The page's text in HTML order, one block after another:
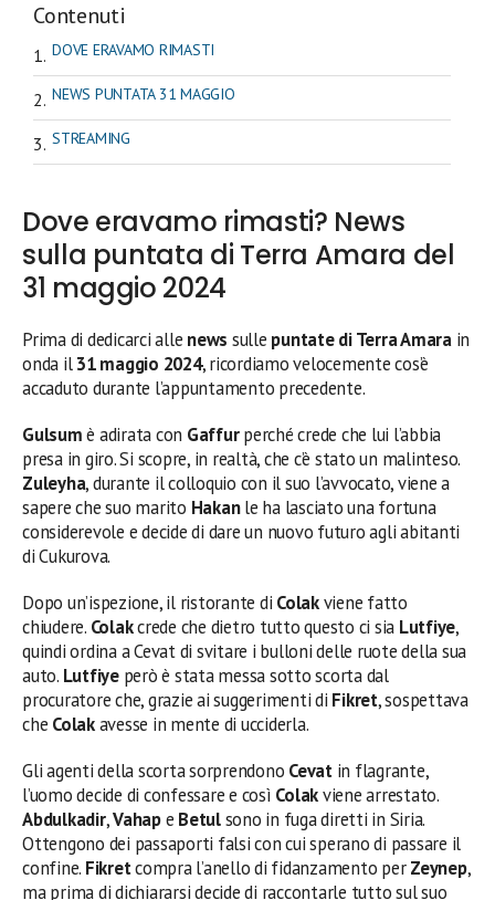
Contenuti
DOVE ERAVAMO RIMASTI
NEWS PUNTATA 31 MAGGIO
STREAMING
Dove eravamo rimasti? News
sulla puntata di Terra Amara del
31 maggio 2024
Prima di dedicarci alle news sulle puntate di Terra Amarain
onda il31 maggio 2024, ricordiamo velocemente cos’è
accaduto durante l’appuntamento precedente.
Gulsumè adirata con Gaffurperché crede che lui l’abbia
presa in giro. Si scopre, in realtà, che c’è stato un malinteso.
Zuleyha, durante il colloquio con il suo l’avvocato, viene a
sapere che suo marito Hakanle ha lasciato una fortuna
considerevole e decide di dare un nuovo futuro agli abitanti
di Cukurova.
Dopo un’ispezione, il ristorante di Colakviene fatto
chiudere. Colakcrede che dietro tutto questo ci sia Lutfiye,
quindi ordina a Cevat di svitare i bulloni delle ruote della sua
auto. Lutfiyeperò è stata messa sotto scorta dal
procuratore che, grazie ai suggerimenti di Fikret, sospettava
che Colakavesse in mente di ucciderla.
Gli agenti della scorta sorprendono Cevatin flagrante,
l’uomo decide di confessare e così Colakviene arrestato.
Abdulkadir,Vahape Betulsono in fuga diretti in Siria.
Ottengono dei passaporti falsi con cui sperano di passare il
confine. Fikretcompra l’anello di fidanzamento perZeynep,
ma prima di dichiararsi decide di raccontarle tutto sul suo